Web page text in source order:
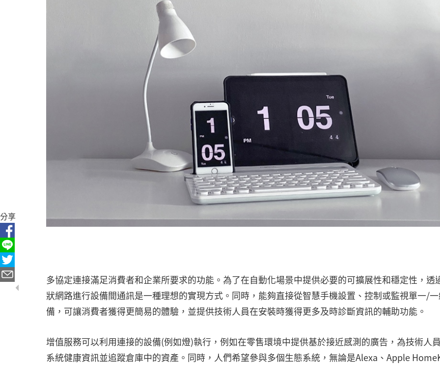
多協定連接滿足消費者和企業所要求的功能。為了在自動化場景中提供必要的可擴展性和穩定性，透
狀網路進行設備間通訊是一種理想的實現方式。同時，能夠直接從智慧手機設置、控制或監視單一/
備，可讓消費者獲得更簡易的體驗，並提供技術人員在安裝時獲得更多及時診斷資訊的輔助功能。
增值服務可以利用連接的設備(例如燈)執行，例如在零售環境中提供基於接近感測的廣告，為技術人
系統健康資訊並追蹤倉庫中的資產。同時，人們希望參與多個生態系統，無論是Alexa、Apple
分享